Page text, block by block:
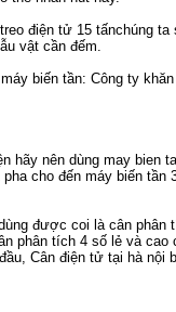
điện tử 15 tấnchúng ta
vật cần đếm.
máy biến tần: Công ty
hãy nên dùng may bien
pha cho đến máy biến tần
được coi là cân phân
phân tích 4 số lẻ và cao
Cân điện tử tại hà nội